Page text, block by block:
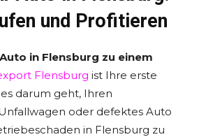
und Profitieren
in Flensburg zu einem
Flensburg ist Ihre erste
darum geht, Ihren
oder defektes Auto
in Flensburg zu